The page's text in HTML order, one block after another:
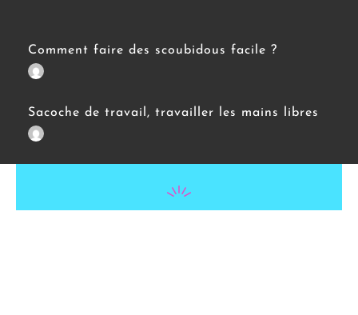
Comment faire des scoubidous facile ?
Sacoche de travail, travailler les mains libres